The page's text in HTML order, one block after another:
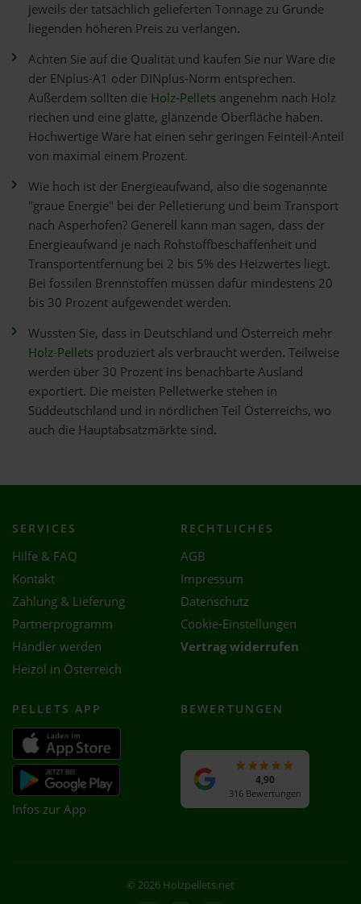
jeweils der tatsächlich gelieferten Tonnage zu Grunde
liegenden höheren Preis zu verlangen.
Achten Sie auf die Qualität und kaufen Sie nur Ware die
der ENplus-A1 oder DINplus-Norm entsprechen.
Außerdem sollten die Holz-Pellets angenehm nach Holz
riechen und eine glatte, glänzende Oberfläche haben.
Hochwertige Ware hat einen sehr geringen Feinteil-Anteil
von maximal einem Prozent.
Wie hoch ist der Energieaufwand, also die sogenannte
"graue Energie" bei der Pelletierung und beim Transport
nach Asperhofen? Generell kann man sagen, dass der
Energieaufwand je nach Rohstoffbeschaffenheit und
Transportentfernung bei 2 bis 5% des Heizwertes liegt.
Bei fossilen Brennstoffen müssen dafür mindestens 20
bis 30 Prozent aufgewendet werden.
Wussten Sie, dass in Deutschland und Österreich mehr
Holz-Pellets produziert als verbraucht werden. Teilweise
werden über 30 Prozent ins benachbarte Ausland
exportiert. Die meisten Pelletwerke stehen in
Süddeutschland und in nördlichen Teil Österreichs, wo
auch die Hauptabsatzmärkte sind.
SERVICES
Hilfe & FAQ
Kontakt
Zahlung & Lieferung
Partnerprogramm
Händler werden
Heizöl in Österreich
RECHTLICHES
AGB
Impressum
Datenschutz
Cookie-Einstellungen
Vertrag widerrufen
PELLETS APP
Infos zur App
BEWERTUNGEN
4,90
316 Bewertungen
© 2026 Holzpellets.net